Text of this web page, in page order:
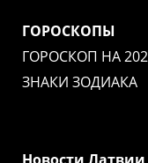
ГОРОСКОПЫ
ГОРОСКОП НА
ЗНАКИ ЗОДИАКА